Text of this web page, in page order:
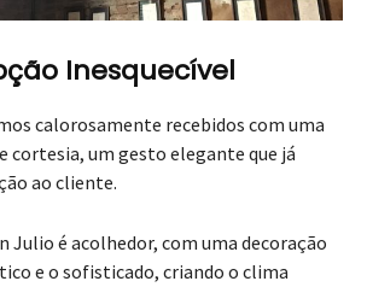
Inesquecível
calorosamente recebidos com uma
cortesia, um gesto elegante que já
ao cliente.
Julio é acolhedor, com uma decoração
e o sofisticado, criando o clima